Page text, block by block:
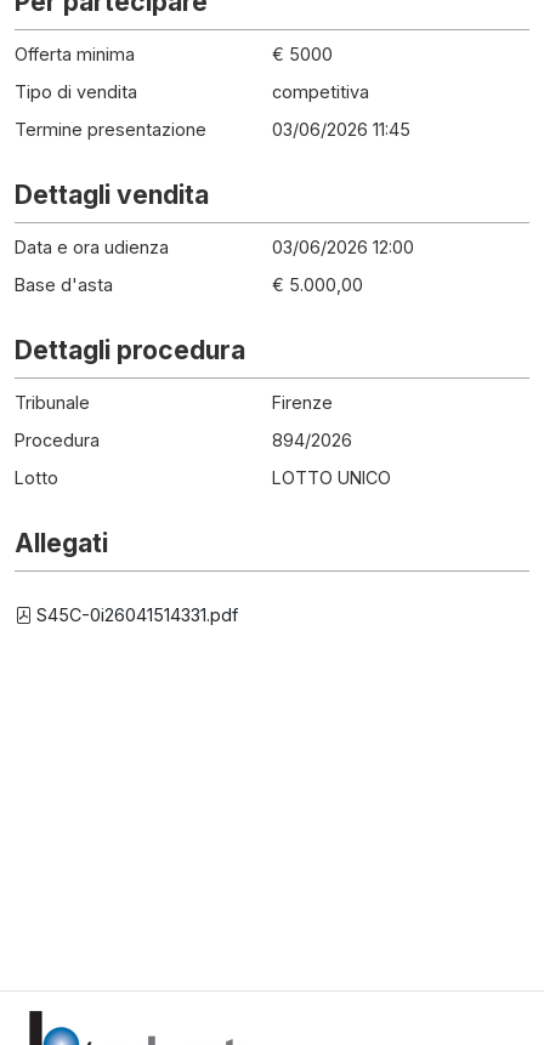
Offerta minima
€ 5000
Tipo di vendita
competitiva
Termine presentazione
03/06/2026 11:45
Dettagli vendita
Data e ora udienza
03/06/2026 12:00
Base d'asta
€ 5.000,00
Dettagli procedura
Tribunale
Firenze
Procedura
894/2026
Lotto
LOTTO UNICO
Allegati
S45C-0i26041514331.pdf